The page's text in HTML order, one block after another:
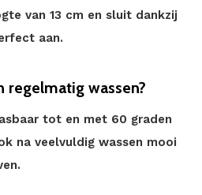
van 13 cm en sluit dankzij
aan.
regelmatig wassen?
tot en met 60 graden
na veelvuldig wassen mooi